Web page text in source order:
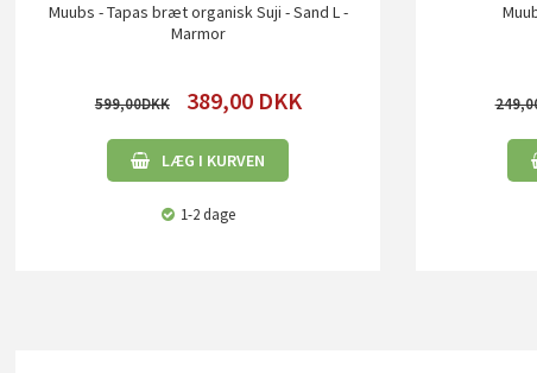
Muubs - Tapas bræt organisk Suji - Sand L -
Marmor
599,00 389,00 DKK
LÆG I KURVEN
1-2 dage